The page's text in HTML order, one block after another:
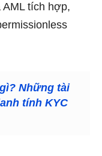
AML tích hợp,
Những tài
tính KYC